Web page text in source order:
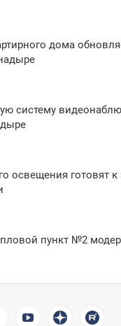
дома
систему
освещения готовят к
пункт №2